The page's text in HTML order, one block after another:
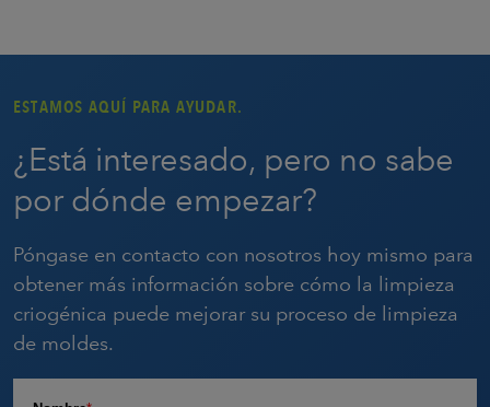
ESTAMOS AQUÍ PARA AYUDAR.
¿Está interesado, pero no sabe
por dónde empezar?
Póngase en contacto con nosotros hoy mismo para
obtener más información sobre cómo la limpieza
criogénica puede mejorar su proceso de limpieza
de moldes.